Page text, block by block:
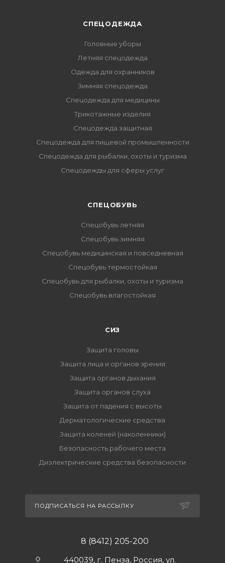
СПЕЦОДЕЖДА
Головные уборы
Летняя спецодежда
Одежда для охранников
Зимняя спецодежда
Спецодежда для медицины
Трикотажные изделия
Спецодежда защитная
Спецодежда для пищевой промышленности
Спецодежда для рыбалки, охоты и туризма
Спецодежды для сферы услуг
CПЕЦОБУВЬ
Спецобувь летняя
Спецобувь зимняя
Спецобувь медицинская и повседневная
Спецобувь термостойкая
Спецобувь для рыбалки, охоты и туризма
Спецобувь влагостойкая
СИЗ
Защита головы
Защита лица и органов зрения
Защита органов дыхания
Защита органов слуха
Защита от падения с высоты
Дерматологические средства
Защита коленей (наколенники)
Безопасность рабочего места
Диэлектрические средства безопасности
ПОДПИСАТЬСЯ НА РАССЫЛКУ
8 (8412) 205-200
440039, г. Пенза, Россия, ул.